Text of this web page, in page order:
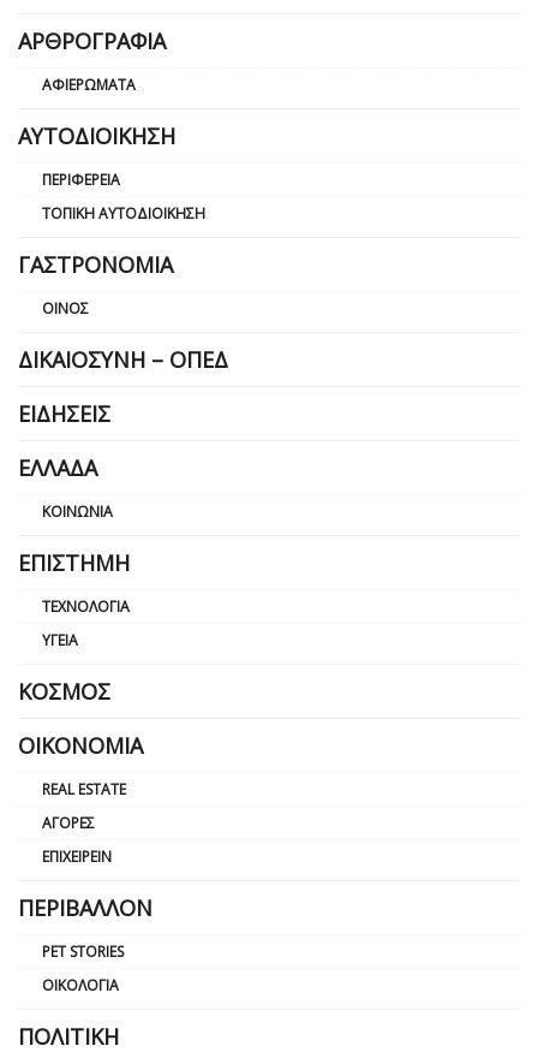
ΑΡΘΡΟΓΡΑΦΊΑ
ΑΦΙΕΡΏΜΑΤΑ
ΑΥΤΟΔΙΟΊΚΗΣΗ
ΠΕΡΙΦΈΡΕΙΑ
ΤΟΠΙΚΉ ΑΥΤΟΔΙΟΊΚΗΣΗ
ΓΑΣΤΡΟΝΟΜΊΑ
ΟΊΝΟΣ
ΔΙΚΑΙΟΣΎΝΗ – ΟΠΕΔ
ΕΙΔΉΣΕΙΣ
ΕΛΛΆΔΑ
ΚΟΙΝΩΝΊΑ
ΕΠΙΣΤΉΜΗ
ΤΕΧΝΟΛΟΓΊΑ
ΥΓΕΊΑ
ΚΌΣΜΟΣ
ΟΙΚΟΝΟΜΊΑ
REAL ESTATE
ΑΓΟΡΈΣ
ΕΠΙΧΕΙΡΕΊΝ
ΠΕΡΙΒΆΛΛΟΝ
PET STORIES
ΟΙΚΟΛΟΓΊΑ
ΠΟΛΙΤΙΚΉ